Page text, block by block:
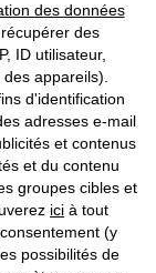
des cookies
des données
des
ID utilisateur,
appareils).
d'identification
adresses e-mail
et contenus
et du contenu
groupes cibles et
ici à tout
(y
possibilités de